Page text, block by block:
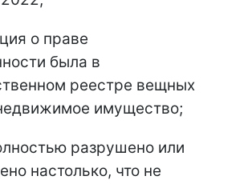
о праве
была в
реестре вещных
имущество;
разрушено или
настолько, что не